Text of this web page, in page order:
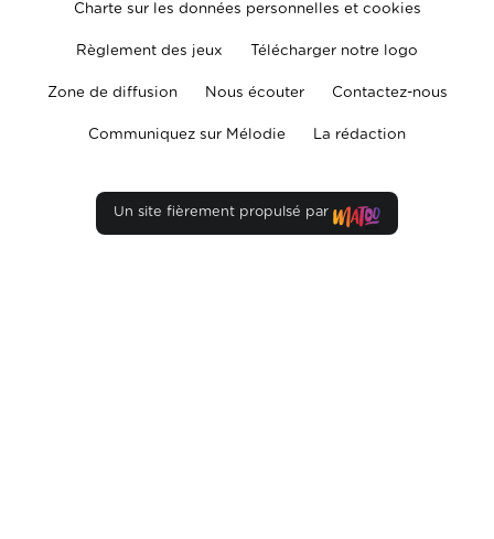
Charte sur les données personnelles et cookies
Règlement des jeux Télécharger notre logo
Zone de diffusion Nous écouter Contactez-nous
Communiquez sur Mélodie La rédaction
Un site fièrement propulsé par